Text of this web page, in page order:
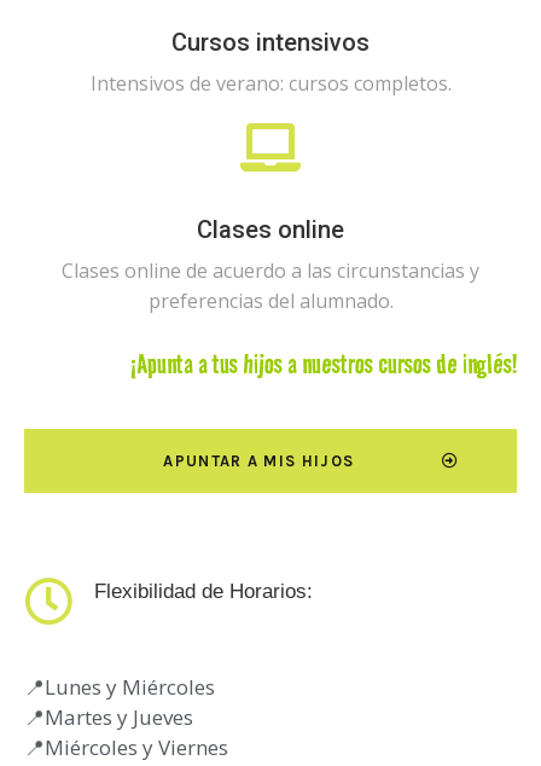
Cursos intensivos
Intensivos de verano: cursos completos.
Clases online
Clases online de acuerdo a las circunstancias y
preferencias del alumnado.
¡Apunta a tus hijos a nuestros cursos de inglés!
APUNTAR A MIS HIJOS
Flexibilidad de Horarios:
📍Lunes y Miércoles
📍Martes y Jueves
📍Miércoles y Viernes